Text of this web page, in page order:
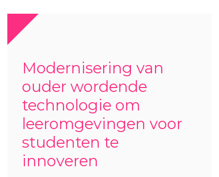
Modernisering van
ouder wordende
technologie om
leeromgevingen voor
studenten te
innoveren